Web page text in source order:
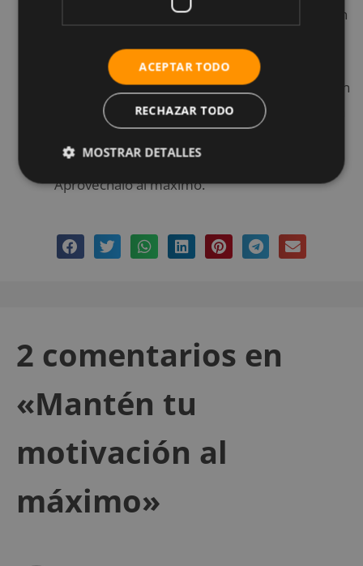
activo es la clave. Ya no es excusa que estés en
apetezca. Cuando hayas tenido tu tiempo de
estrés, cogerás tu entrenamiento de pesas con
más ganas y mantendrás tu motivación intacta
llegará a la hora de mover los hierros.
Aprovéchalo al máximo.
2 comentarios en
«Mantén tu
motivación al
máximo»
ACEPTAR TODO
RECHAZAR TODO
MOSTRAR DETALLES